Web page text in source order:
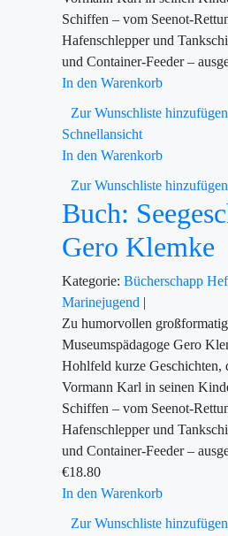
Schiffen – vom Seenot-
Hafenschlepper und
und Container-Feeder –
In den Warenkorb
Zur Wunschliste hinzufügen
Schnellansicht
In den Warenkorb
Zur Wunschliste hinzufügen
Buch:
Gero Klemke
Kategorie: Bücherschapp
Marinejugend |
Zu humorvollen
Museumspädagoge Gero
Hohlfeld kurze Geschichten,
Vormann Karl in seinen
Schiffen – vom Seenot-
Hafenschlepper und
und Container-Feeder –
€18.80
In den Warenkorb
Zur Wunschliste hinzufügen